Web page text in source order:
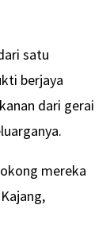
satu
berjaya
dari gerai
mereka